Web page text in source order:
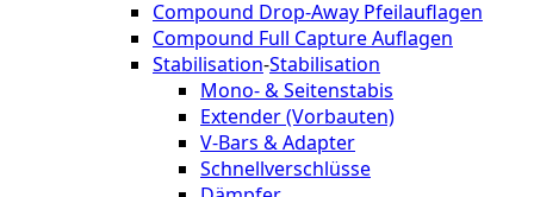
Compound Drop-Away Pfeilauflagen
Compound Full Capture Auflagen
Stabilisation-Stabilisation
Mono- & Seitenstabis
Extender (Vorbauten)
V-Bars & Adapter
Schnellverschlüsse